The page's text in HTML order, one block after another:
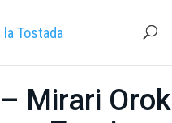
Mirari Orok